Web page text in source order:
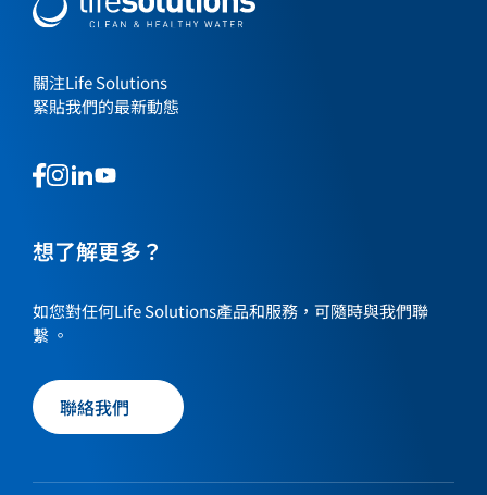
關注Life Solutions
緊貼我們的最新動態
This
link
to
social
media
This
link
social
This
link
to
social
This
link
social
想了解更多？
如您對任何Life Solutions產品和服務，可隨時與我們聯
繫 。
聯絡我們